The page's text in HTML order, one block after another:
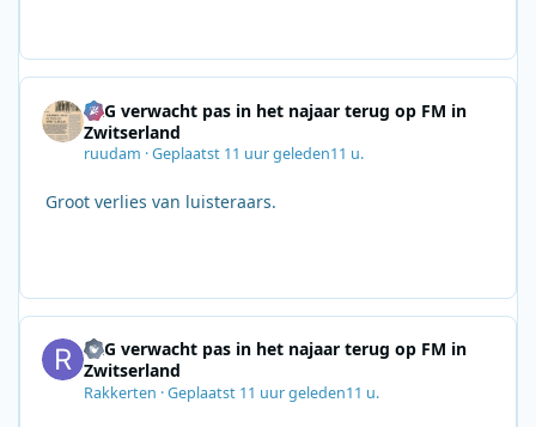
SRG verwacht pas in het najaar terug op FM in
Zwitserland
ruudam ·Geplaatst 11 uur geleden11 u.
Groot verlies van luisteraars.
SRG verwacht pas in het najaar terug op FM in
Zwitserland
Rakkerten ·Geplaatst 11 uur geleden11 u.